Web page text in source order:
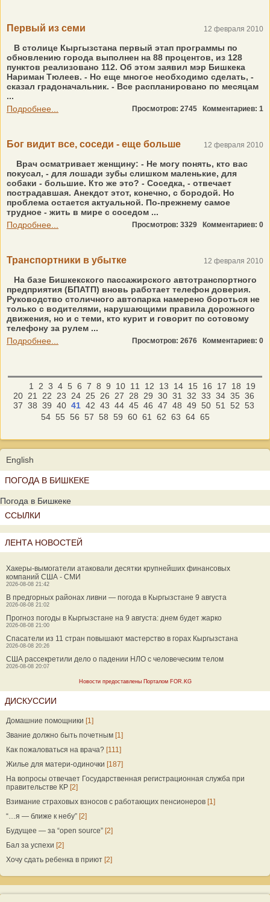
Первый из семи 12 февраля 2010
В столице Кыргызстана первый этап программы по
обновлению города выполнен на 88 процентов, из 128
пунктов реализовано 112. Об этом заявил мэр Бишкека
Нариман Тюлеев. - Но еще многое необходимо сделать, -
сказал градоначальник. - Все распланировано по месяцам
...
Подробнее...
Просмотров: 2745 Комментариев: 1
Бог видит все, соседи - еще больше 12 февраля 2010
Врач осматривает женщину: - Не могу понять, кто вас
покусал, - для лошади зубы слишком маленькие, для
собаки - большие. Кто же это? - Соседка, - отвечает
пострадавшая. Анекдот этот, конечно, с бородой. Но
проблема остается актуальной. По-прежнему самое
трудное - жить в мире с соседом ...
Подробнее...
Просмотров: 3329 Комментариев: 0
Транспортники в убытке 12 февраля 2010
На базе Бишкекского пассажирского автотранспортного
предприятия (БПАТП) вновь работает телефон доверия.
Руководство столичного автопарка намерено бороться не
только с водителями, нарушающими правила дорожного
движения, но и с теми, кто курит и говорит по сотовому
телефону за рулем ...
Подробнее...
Просмотров: 2676 Комментариев: 0
1 2 3 4 5 6 7 8 9 10 11 12 13 14 15 16 17 18
19
20 21 22 23 24 25 26 27 28 29 30 31 32 33 34 35 36
37 38 39 40 41 42 43 44 45 46 47 48 49 50 51 52 53
54 55 56 57 58 59 60 61 62 63 64 65
English
ПОГОДА В БИШКЕКЕ
Погода в Бишкеке
ССЫЛКИ
ЛЕНТА НОВОСТЕЙ
Хакеры-вымогатели атаковали десятки крупнейших финансовых
компаний США - СМИ
2026-08-08 21:42
В предгорных районах ливни — погода в Кыргызстане 9 августа
2026-08-08 21:02
Прогноз погоды в Кыргызстане на 9 августа: днем будет жарко
2026-08-08 21:00
Спасатели из 11 стран повышают мастерство в горах Кыргызстана
2026-08-08 20:26
США рассекретили дело о падении НЛО с человеческим телом
2026-08-08 20:07
Новости предоставлены Порталом FOR.KG
ДИСКУССИИ
Домашние помощники [1]
Звание должно быть почетным [1]
Как пожаловаться на врача? [111]
Жилье для матери-одиночки [187]
На вопросы отвечает Государственная регистрационная служба при
правительстве КР [2]
Взимание страховых взносов с работающих пенсионеров [1]
“…я — ближе к небу” [2]
Будущее — за “open source” [2]
Бал за успехи [2]
Хочу сдать ребенка в приют [2]